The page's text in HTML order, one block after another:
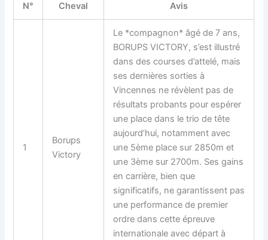
N° Cheval Avis
1
Borups
Victory
Le *compagnon* âgé de 7 ans,
BORUPS VICTORY, s’est illustré
dans des courses d’attelé, mais
ses dernières sorties à
Vincennes ne révèlent pas de
résultats probants pour espérer
une place dans le trio de tête
aujourd’hui, notamment avec
une 5ème place sur 2850m et
une 3ème sur 2700m. Ses gains
en carrière, bien que
significatifs, ne garantissent pas
une performance de premier
ordre dans cette épreuve
internationale avec départ à